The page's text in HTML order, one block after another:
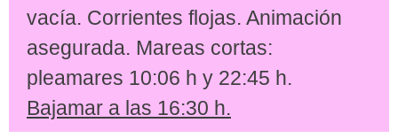
vacía. Corrientes flojas. Animación
asegurada. Mareas cortas:
pleamares 10:06 h y 22:45 h.
Bajamar a las 16:30 h.